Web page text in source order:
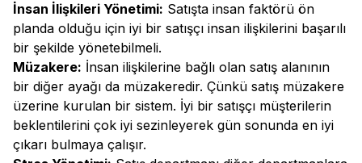
İnsan İlişkileri Yönetimi: Satışta insan faktörü ön
planda olduğu için iyi bir satışçı insan ilişkilerini başarılı
bir şekilde yönetebilmeli.
Müzakere: İnsan ilişkilerine bağlı olan satış alanının
bir diğer ayağı da müzakeredir. Çünkü satış müzakere
üzerine kurulan bir sistem. İyi bir satışçı müşterilerin
beklentilerini çok iyi sezinleyerek gün sonunda en iyi
çıkarı bulmaya çalışır.